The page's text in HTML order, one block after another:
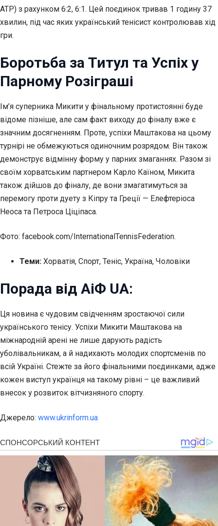
ATP) з рахунком 6:2, 6:1. Цей поєдинок тривав 1 годину 37
хвилин, під час яких український тенісист контролював хід
гри.
Боротьба за Титул та Успіх у
Парному Розіграші
Ім’я суперника Микити у фінальному протистоянні буде
відоме пізніше, але сам факт виходу до фіналу вже є
значним досягненням. Проте, успіхи Маштакова на цьому
турнірі не обмежуються одиночним розрядом. Він також
демонструє відмінну форму у парних змаганнях. Разом зі
своїм хорватським партнером Карло Каїном, Микита
також дійшов до фіналу, де вони змагатимуться за
перемогу проти дуету з Кіпру та Греції — Елефтеріоса
Неоса та Петроса Ціціпаса.
Фото: facebook.com/InternationalTennisFederation.
Теми: Хорватія, Спорт, Теніс, Україна, Чоловіки
Порада від АіФ UA:
Ця новина є чудовим свідченням зростаючої сили
українського тенісу. Успіхи Микити Маштакова на
міжнародній арені не лише дарують радість
уболівальникам, а й надихають молодих спортсменів по
всій Україні. Стежте за його фінальними поєдинками, адже
кожен виступ українця на такому рівні – це важливий
внесок у розвиток вітчизняного спорту.
Джерело: www.ukrinform.ua